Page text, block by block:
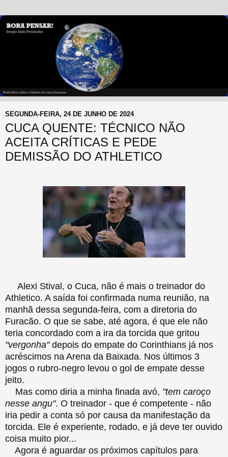
SEGUNDA-FEIRA, 24 DE JUNHO DE 2024
CUCA QUENTE: TÉCNICO NÃO
ACEITA CRÍTICAS E PEDE
DEMISSÃO DO ATHLETICO
Alexi Stival, o Cuca, não é mais o treinador do
Athletico. A saída foi confirmada numa reunião, na
manhã dessa segunda-feira, com a diretoria do
Furacão. O que se sabe, até agora, é que ele não
teria concordado com a ira da torcida que gritou
"vergonha"depois do empate do Corinthians já nos
acréscimos na Arena da Baixada. Nos últimos 3
jogos o rubro-negro levou o gol de empate desse
jeito.
Mas como diria a minha finada avó, "tem caroço
nesse angu". O treinador - que é competente - não
iria pedir a conta só por causa da manifestação da
torcida. Ele é experiente, rodado, e já deve ter ouvido
coisa muito pior...
Agora é aguardar os próximos capítulos para